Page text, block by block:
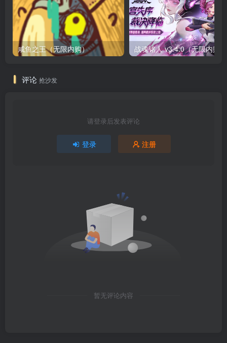
咸鱼之王（无限内购）
评论 抢沙发
请登录后发表评论
登录 注册
暂无评论内容